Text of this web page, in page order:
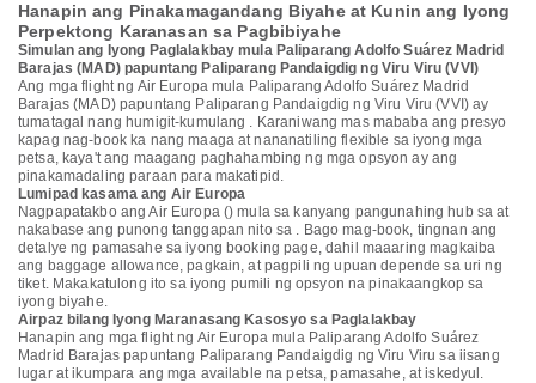
Hanapin ang Pinakamagandang Biyahe at Kunin ang Iyong
Perpektong Karanasan sa Pagbibiyahe
Simulan ang Iyong Paglalakbay mula Paliparang Adolfo Suárez Madrid
Barajas (MAD) papuntang Paliparang Pandaigdig ng Viru Viru (VVI)
Ang mga flight ng Air Europa mula Paliparang Adolfo Suárez Madrid
Barajas (MAD) papuntang Paliparang Pandaigdig ng Viru Viru (VVI) ay
tumatagal nang humigit-kumulang . Karaniwang mas mababa ang presyo
kapag nag-book ka nang maaga at nananatiling flexible sa iyong mga
petsa, kaya't ang maagang paghahambing ng mga opsyon ay ang
pinakamadaling paraan para makatipid.
Lumipad kasama ang Air Europa
Nagpapatakbo ang Air Europa () mula sa kanyang pangunahing hub sa at
nakabase ang punong tanggapan nito sa . Bago mag-book, tingnan ang
detalye ng pamasahe sa iyong booking page, dahil maaaring magkaiba
ang baggage allowance, pagkain, at pagpili ng upuan depende sa uri ng
tiket. Makakatulong ito sa iyong pumili ng opsyon na pinakaangkop sa
iyong biyahe.
Airpaz bilang Iyong Maranasang Kasosyo sa Paglalakbay
Hanapin ang mga flight ng Air Europa mula Paliparang Adolfo Suárez
Madrid Barajas papuntang Paliparang Pandaigdig ng Viru Viru sa iisang
lugar at ikumpara ang mga available na petsa, pamasahe, at iskedyul.